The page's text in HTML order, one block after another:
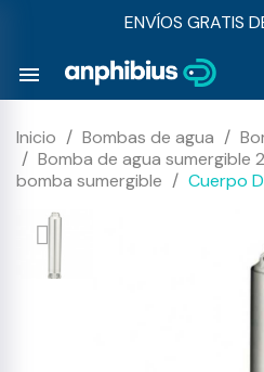
ENVÍOS GRATIS
menu
Inicio Bombas de agua
Bomba de agua sumergible
bomba sumergible
Cuerpo